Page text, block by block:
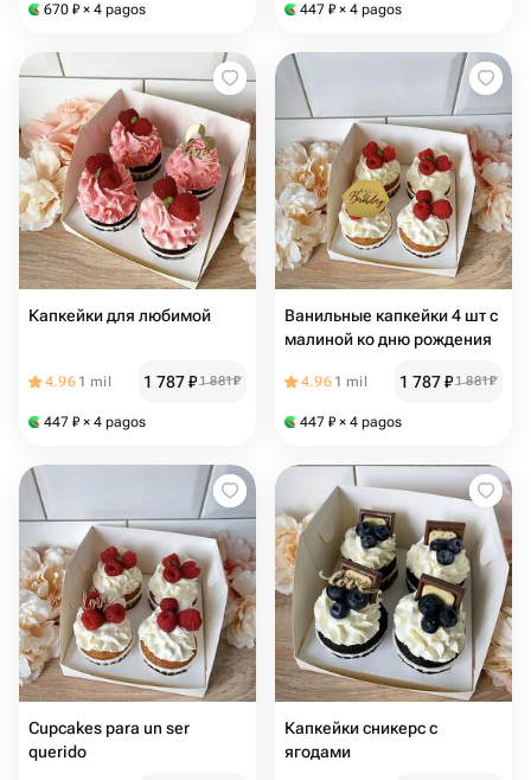
670 ₽ × 4 pagos 447 ₽ × 4 pagos
Капкейки для любимой
4.96 1 mil 1 787₽1 881₽
447 ₽ × 4 pagos
Ванильные капкейки 4 шт с
малиной ко дню рождения
4.96 1 mil 1 787₽1 881₽
447 ₽ × 4 pagos
Cupcakes para un ser
querido
Капкейки сникерс с
ягодами